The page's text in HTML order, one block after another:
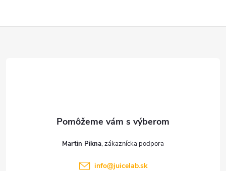
Martin Pikna
info@juicelab.sk